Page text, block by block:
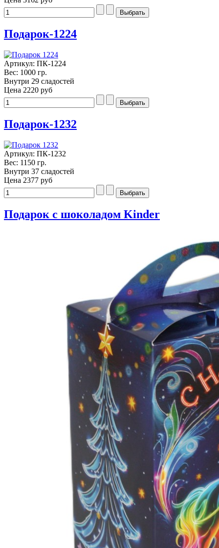
Подарок-1224
Артикул: ПК-1224
Вес: 1000 гр.
Внутри 29 сладостей
Цена 2220 руб
Подарок-1232
Артикул: ПК-1232
Вес: 1150 гр.
Внутри 37 сладостей
Цена 2377 руб
Подарок с шоколадом Kinder